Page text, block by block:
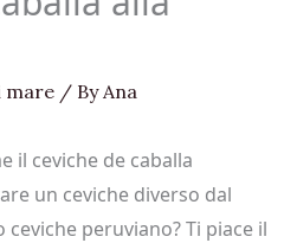
mare / ByAna
il ceviche de caballa
un ceviche diverso dal
peruviano? Ti piace il